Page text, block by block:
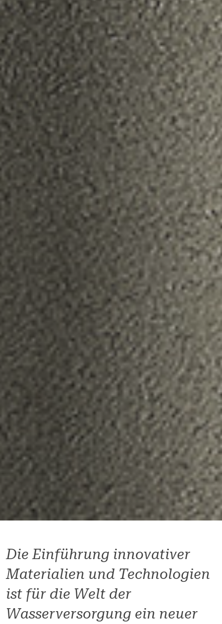
Die Einführung innovativer
Materialien und Technologien
ist für die Welt der
Wasserversorgung ein neuer